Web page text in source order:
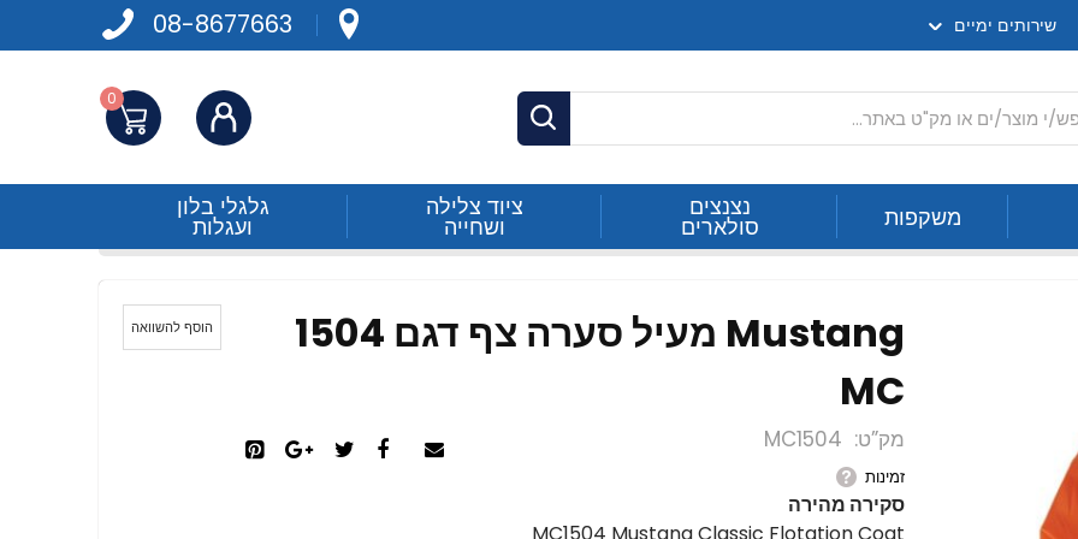
08-8677663 שירותים ימיים
חפש
התחברות 0
משקפות נצנצים
סולארים
ציוד צלילה
ושחייה
גלגלי בלון
ועגלות
Mustang מעיל סערה צף דגם 1504
MC
מק”ט MC1504
זמינות
סקירה מהירה
הוסף להשוואה